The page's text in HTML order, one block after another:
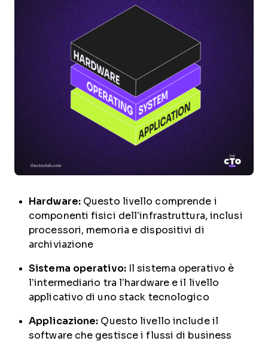
Hardware: Questo livello comprende i
componenti fisici dell’infrastruttura, inclusi
processori, memoria e dispositivi di
archiviazione
Sistema operativo: Il sistema operativo è
l’intermediario tra l’hardware e il livello
applicativo di uno stack tecnologico
Applicazione: Questo livello include il
software che gestisce i flussi di business